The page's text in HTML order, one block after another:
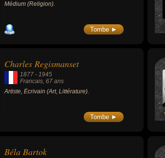
Médium (Religion).
Tombe ►
Charles Regismanset
1877 - 1945
Francais, 67 ans
Artiste, Écrivain (Art, Littérature).
Tombe ►
Béla Bartok